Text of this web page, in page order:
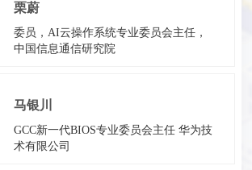
栗蔚
委员，AI云操作系统专业委员会主任，
中国信息通信研究院
马银川
GCC新一代BIOS专业委员会主任 华为技
术有限公司